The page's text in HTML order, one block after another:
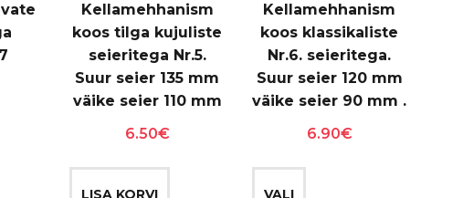
Kellamehhanism
koos tilga kujuliste
seieritega Nr.5.
Suur seier 135 mm
väike seier 110 mm
6.50€
LISA KORVI
Kellamehhanism
koos klassikaliste
Nr.6. seieritega.
Suur seier 120 mm
väike seier 90 mm .
6.90€
VALI
Sellel